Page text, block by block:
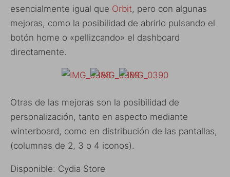
esencialmente igual que Orbit, pero con algunas
mejoras, como la posibilidad de abrirlo pulsando el
botón home o «pellizcando» el dashboard
directamente.
Otras de las mejoras son la posibilidad de
personalización, tanto en aspecto mediante
winterboard, como en distribución de las pantallas,
(columnas de 2, 3 o 4 iconos).
Disponible: Cydia Store